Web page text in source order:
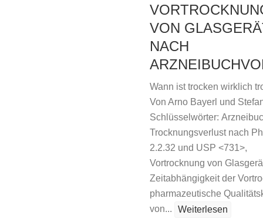
VON
NACH
Wann ist trocken wirklich
Von Arno Bayerl und
Schlüsselwörter:
Trocknungsverlust nach
2.2.32 und USP <731>,
Vortrocknung von
Zeitabhängigkeit der
pharmazeutische
von...
Weiterlesen